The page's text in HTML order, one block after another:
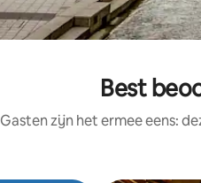
Best
Gasten zijn het ermee eens: